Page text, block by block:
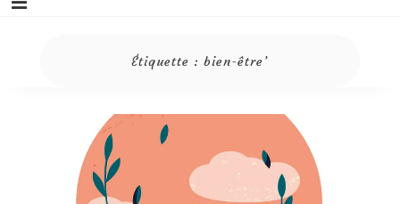
Étiquette :bien-être’